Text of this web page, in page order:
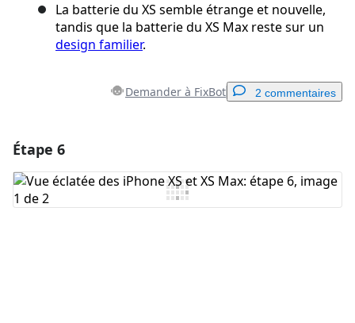
La batterie du XS semble étrange et nouvelle,
tandis que la batterie du XS Max reste sur un
design familier.
Demander à FixBot 2 commentaires
Ajouter un commentaire
Étape 6